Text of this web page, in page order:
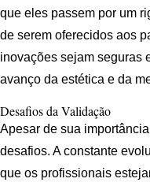
que eles passem por um
de serem oferecidos aos
inovações sejam seguras
avanço da estética e da
Desafios da Validação
Apesar de sua
desafios. A constante
que os profissionais